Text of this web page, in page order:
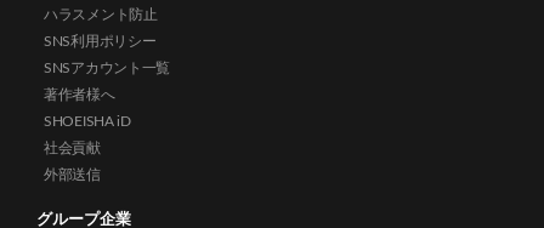
ハラスメント防止
SNS利用ポリシー
SNSアカウント一覧
著作者様へ
SHOEISHA iD
社会貢献
外部送信
グループ企業